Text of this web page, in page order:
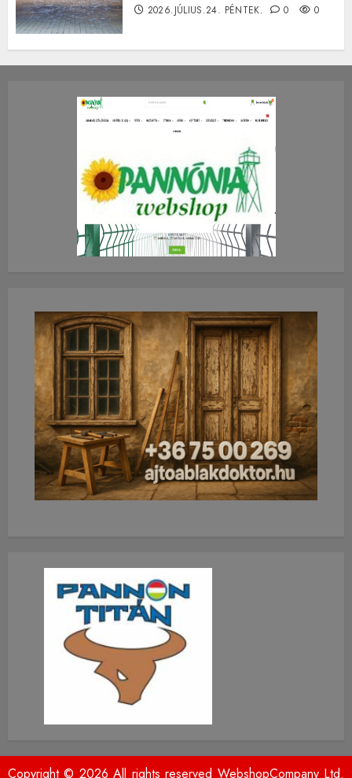
2026.JÚLIUS.24. PÉNTEK. 0 0
Copyright © 2026 All rights reserved WebshopCompany Ltd.